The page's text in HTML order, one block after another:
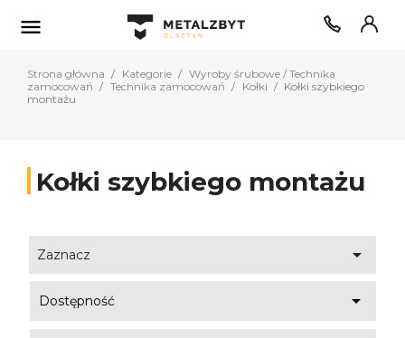

Strona główna Kategorie
Wyroby śrubowe / Technika
zamocowań
Technika zamocowań Kołki
Kołki szybkiego
montażu
Kołki szybkiego montażu
Zaznacz 
Dostępność 